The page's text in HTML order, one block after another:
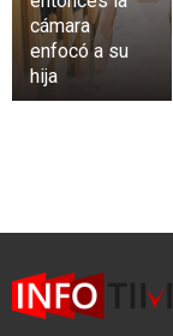
cámara
enfocó a su
hija